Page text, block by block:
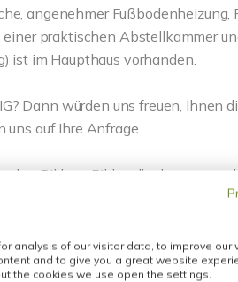
angenehmer
einer praktischen Abstellkammer
ist im Haupthaus vorhanden.
Dann würden uns freuen, Ihnen
uns auf Ihre Anfrage.
den Bildern: Bildquelle der
analysis of our visitor data, to improve our
and to give you a great website
the cookies we use open the settings.